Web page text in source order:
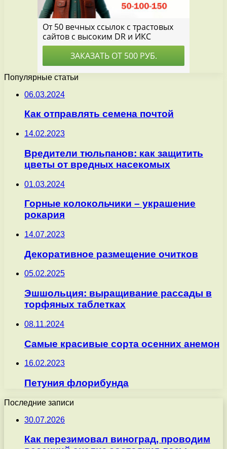
Популярные статьи
06.03.2024
Как отправлять семена почтой
14.02.2023
Вредители тюльпанов: как защитить
цветы от вредных насекомых
01.03.2024
Горные колокольчики – украшение
рокария
14.07.2023
Декоративное размещение очитков
05.02.2025
Эшшольция: выращивание рассады в
торфяных таблетках
08.11.2024
Самые красивые сорта осенних анемон
16.02.2023
Петуния флорибунда
Последние записи
30.07.2026
Как перезимовал виноград, проводим